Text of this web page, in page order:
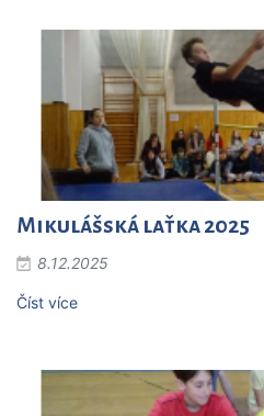
Mikulášská laťka 2025
8.12.2025
Číst více